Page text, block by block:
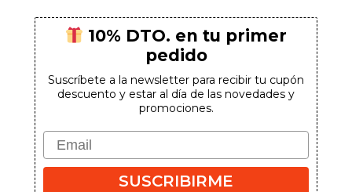
10% DTO. en tu primer
pedido
Suscríbete a la newsletter para recibir tu cupón
descuento y estar al día de las novedades y
promociones.
Email
SUSCRIBIRME